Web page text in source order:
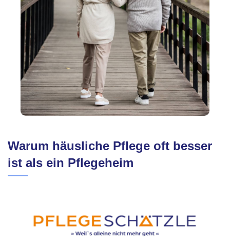
Warum häusliche Pflege oft besser
ist als ein Pflegeheim